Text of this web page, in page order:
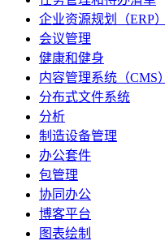
企业资源规划（ERP）
会议管理
健康和健身
内容管理系统（CMS）
分布式文件系统
分析
制造设备管理
办公套件
包管理
协同办公
博客平台
图表绘制